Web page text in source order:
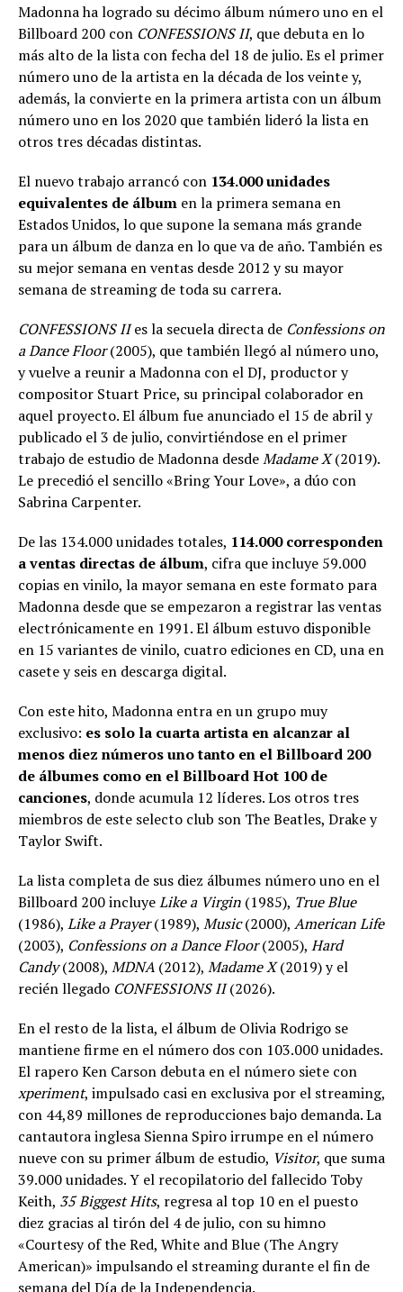
Madonna ha logrado su décimo álbum número uno en el
Billboard 200 con CONFESSIONS II, que debuta en lo
más alto de la lista con fecha del 18 de julio. Es el primer
número uno de la artista en la década de los veinte y,
además, la convierte en la primera artista con un álbum
número uno en los 2020 que también lideró la lista en
otros tres décadas distintas.
El nuevo trabajo arrancó con 134.000 unidades
equivalentes de álbum en la primera semana en
Estados Unidos, lo que supone la semana más grande
para un álbum de danza en lo que va de año. También es
su mejor semana en ventas desde 2012 y su mayor
semana de streaming de toda su carrera.
CONFESSIONS IIes la secuela directa de Confessions on
a Dance Floor(2005), que también llegó al número uno,
y vuelve a reunir a Madonna con el DJ, productor y
compositor Stuart Price, su principal colaborador en
aquel proyecto. El álbum fue anunciado el 15 de abril y
publicado el 3 de julio, convirtiéndose en el primer
trabajo de estudio de Madonna desdeMadame X(2019).
Le precedió el sencillo «Bring Your Love», a dúo con
Sabrina Carpenter.
De las 134.000 unidades totales, 114.000 corresponden
a ventas directas de álbum, cifra que incluye 59.000
copias en vinilo, la mayor semana en este formato para
Madonna desde que se empezaron a registrar las ventas
electrónicamente en 1991. El álbum estuvo disponible
en 15 variantes de vinilo, cuatro ediciones en CD, una en
casete y seis en descarga digital.
Con este hito, Madonna entra en un grupo muy
exclusivo: es solo la cuarta artista en alcanzar al
menos diez números uno tanto en el Billboard 200
de álbumes como en el Billboard Hot 100 de
canciones, donde acumula 12 líderes. Los otros tres
miembros de este selecto club son The Beatles, Drake y
Taylor Swift.
La lista completa de sus diez álbumes número uno en el
Billboard 200 incluyeLike a Virgin (1985), True Blue
(1986), Like a Prayer(1989), Music(2000), American Life
(2003), Confessions on a Dance Floor(2005), Hard
Candy(2008), MDNA (2012), Madame X(2019) y el
recién llegado CONFESSIONS II(2026).
En el resto de la lista, el álbum de Olivia Rodrigo se
mantiene firme en el número dos con 103.000 unidades.
El rapero Ken Carson debuta en el número siete con
xperiment, impulsado casi en exclusiva por el streaming,
con 44,89 millones de reproducciones bajo demanda. La
cantautora inglesa Sienna Spiro irrumpe en el número
nueve con su primer álbum de estudio, Visitor, que suma
39.000 unidades. Y el recopilatorio del fallecido Toby
Keith, 35 Biggest Hits, regresa al top 10 en el puesto
diez gracias al tirón del 4 de julio, con su himno
«Courtesy of the Red, White and Blue (The Angry
American)» impulsando el streaming durante el fin de
semana del Día de la Independencia.